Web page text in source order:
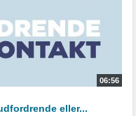
06:56
eller...